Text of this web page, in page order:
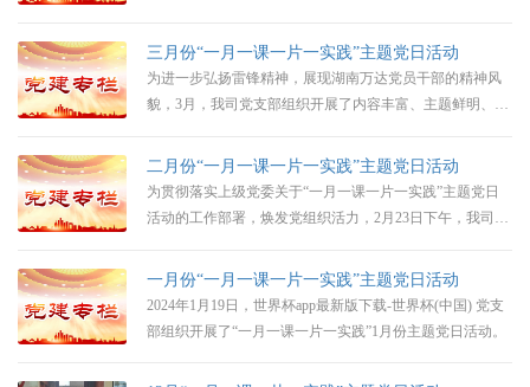
党支部通过组织党员上“微党课”、观看教育片等方式，引
导全体党员坚定理想信念，凝聚奋进力量。
三月份“一月一课一片一实践”主题党日活动
为进一步弘扬雷锋精神，展现湖南万达党员干部的精神风
貌，3月，我司党支部组织开展了内容丰富、主题鲜明、形
二月份“一月一课一片一实践”主题党日活动
为贯彻落实上级党委关于“一月一课一片一实践”主题党日
活动的工作部署，焕发党组织活力，2月23日下午，我司党
一月份“一月一课一片一实践”主题党日活动
2024年1月19日，世界杯app最新版下载-世界杯(中国) 党支
部组织开展了“一月一课一片一实践”1月份主题党日活动。